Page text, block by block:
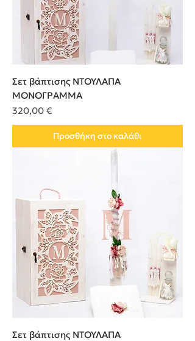
Σετ βάπτισης ΝΤΟΥΛΑΠΑ
ΜΟΝΟΓΡΑΜΜΑ
Τιμή
320,00 €
Προσθήκη στο καλάθι
Σετ βάπτισης ΝΤΟΥΛΑΠΑ